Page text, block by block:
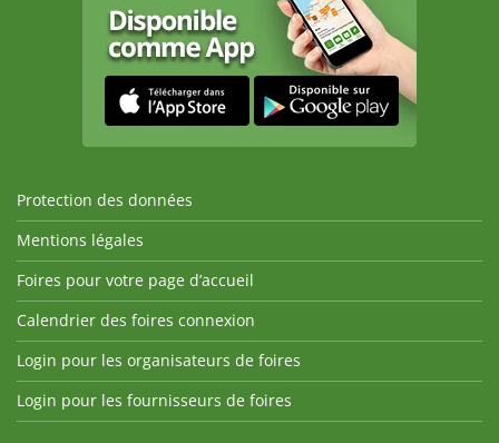
Protection des données
Mentions légales
Foires pour votre page d’accueil
Calendrier des foires connexion
Login pour les organisateurs de foires
Login pour les fournisseurs de foires